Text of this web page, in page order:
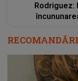
Rodriguez:
RECOMANDĂRI